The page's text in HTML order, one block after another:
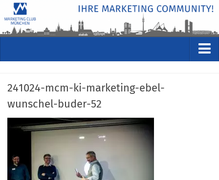
Kommende Veranstaltungen
Rückblicke
Veranstaltungsformate
ÜBER
Wer wir sind
241024-mcm-ki-marketing-ebel-
wunschel-buder-52